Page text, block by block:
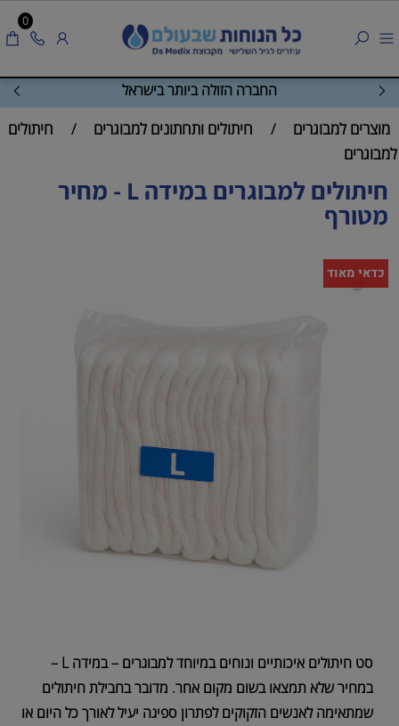
מוצרים איכותיים במחירים זולים
0
מוצרים למבוגרים / חיתולים ותחתונים למבוגרים /
חיתולים
למבוגרים
חיתולים למבוגרים במידה L - מחיר
מטורף
כדאי מאוד
סט חיתולים איכותיים ונוחים במיוחד למבוגרים – במידה L –
במחיר שלא תמצאו בשום מקום אחר. מדובר בחבילת חיתולים
שמתאימה לאנשים הזקוקים לפתרון ספיגה יעיל לאורך כל היום או